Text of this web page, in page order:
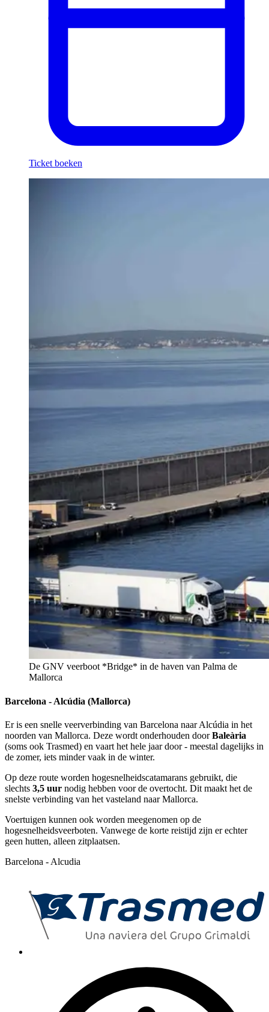
Ticket boeken
De GNV veerboot *Bridge* in de haven van Palma de
Mallorca
Barcelona - Alcúdia (Mallorca)
Er is een snelle veerverbinding van Barcelona naar Alcúdia in het
noorden van Mallorca. Deze wordt onderhouden doorBaleària
(soms ook Trasmed) en vaart het hele jaar door - meestal dagelijks in
de zomer, iets minder vaak in de winter.
Op deze route worden hogesnelheidscatamarans gebruikt, die
slechts 3,5 uur nodig hebben voor de overtocht. Dit maakt het de
snelste verbinding van het vasteland naar Mallorca.
Voertuigen kunnen ook worden meegenomen op de
hogesnelheidsveerboten. Vanwege de korte reistijd zijn er echter
geen hutten, alleen zitplaatsen.
Barcelona - Alcudia